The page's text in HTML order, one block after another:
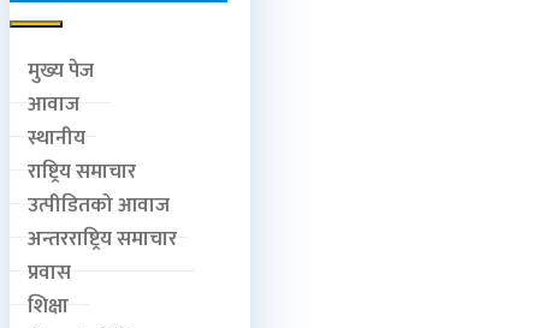
मुख्य पेज
आवाज
स्थानीय
राष्ट्रिय समाचार
उत्पीडितको आवाज
अन्तरराष्ट्रिय समाचार
प्रवास
शिक्षा